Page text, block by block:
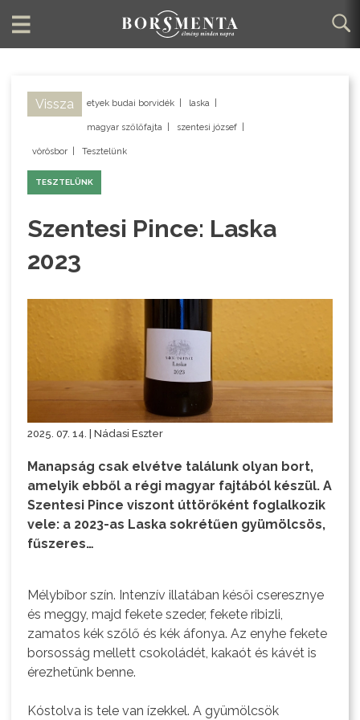
Vissza etyek budai borvidék laska
magyar szőlőfajta szentesi józsef
vörösbor Tesztelünk
TESZTELÜNK
Szentesi Pince: Laska
2023
2025. 07. 14. | Nádasi Eszter
Manapság csak elvétve találunk olyan bort,
amelyik ebből a régi magyar fajtából készül. A
Szentesi Pince viszont úttörőként foglalkozik
vele: a 2023-as Laska sokrétűen gyümölcsös,
fűszeres…
Mélybíbor szín. Intenzív illatában késői cseresznye
és meggy, majd fekete szeder, fekete ribizli,
zamatos kék szőlő és kék áfonya. Az enyhe fekete
borsosság mellett csokoládét, kakaót és kávét is
érezhetünk benne.
Kóstolva is tele van ízekkel. A gyümölcsök